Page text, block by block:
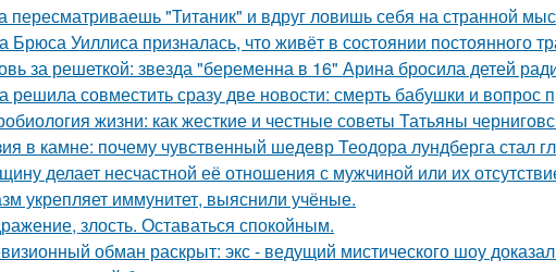
пересматриваешь "Титаник" и вдруг ловишь себя на странной
Брюса Уиллиса призналась, что живёт в состоянии постоянного
за решеткой: звезда "беременна в 16" Арина бросила детей
решила совместить сразу две новости: смерть бабушки и вопрос
жизни: как жесткие и честные советы Татьяны
в камне: почему чувственный шедевр Теодора лундберга стал
делает несчастной её отношения с мужчиной или их
укрепляет иммунитет, выяснили учёные.
злость. Оставаться спокойным.
обман раскрыт: экс - ведущий мистического шоу